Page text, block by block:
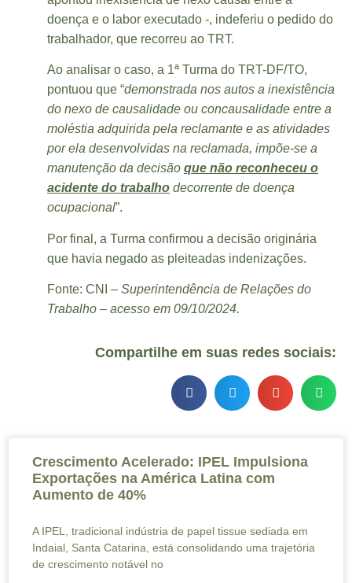
doença e o labor executado -, indeferiu o pedido do
trabalhador, que recorreu ao TRT.
Ao analisar o caso, a 1ª Turma do TRT-DF/TO,
pontuou que “demonstrada nos autos a inexistência
do nexo de causalidade ou concausalidade entre a
moléstia adquirida pela reclamante e as atividades
por ela desenvolvidas na reclamada, impõe-se a
manutenção da decisão que não reconheceu o
acidente do trabalho decorrente de doença
ocupacional”.
Por final, a Turma confirmou a decisão originária
que havia negado as pleiteadas indenizações.
Fonte: CNI – Superintendência de Relações do
Trabalho – acesso em 09/10/2024.
Compartilhe em suas redes sociais:
Crescimento Acelerado: IPEL Impulsiona
Exportações na América Latina com
Aumento de 40%
A IPEL, tradicional indústria de papel tissue sediada em
Indaial, Santa Catarina, está consolidando uma trajetória
de crescimento notável no